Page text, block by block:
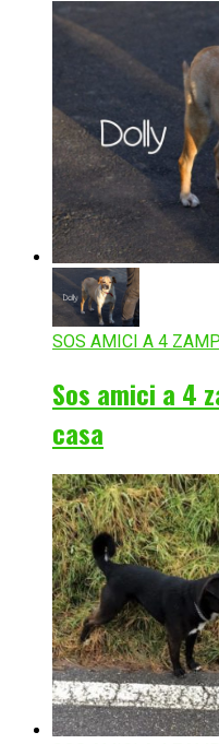
SOS AMICI A 4
Sos amici a 4
casa